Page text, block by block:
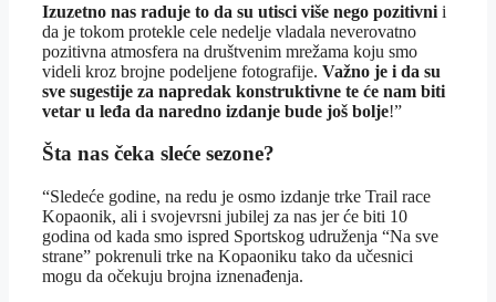
Izuzetno nas raduje to da su utisci više nego pozitivni i
da je tokom protekle cele nedelje vladala neverovatno
pozitivna atmosfera na društvenim mrežama koju smo
videli kroz brojne podeljene fotografije. Važno je i da su
sve sugestije za napredak konstruktivne te će nam biti
vetar u leđa da naredno izdanje bude još bolje!”
Šta nas čeka sleće sezone?
“Sledeće godine, na redu je osmo izdanje trke Trail race
Kopaonik, ali i svojevrsni jubilej za nas jer će biti 10
godina od kada smo ispred Sportskog udruženja “Na sve
strane” pokrenuli trke na Kopaoniku tako da učesnici
mogu da očekuju brojna iznenađenja.